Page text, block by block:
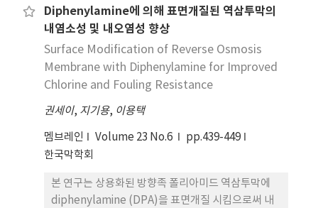
상대적으로 큰 입자크기를 가진 SF6의 투과도는
MIL-100(Fe)의 첨가량이 증가함에 따라 투과도가
감소하였다. 이상 선택도는 N2/SF6의 경우 폴리이미
드막 대비 약 40% 증가하였으며, 이를 통해 N2/SF6
분리에 적합한 분리막임을 확인할 수 있었다.
Diphenylamine에 의해 표면개질된 역삼투막의
내염소성 및 내오염성 향상
Surface Modification of Reverse Osmosis
Membrane with Diphenylamine for Improved
Chlorine and Fouling Resistance
권세이, 지기용, 이용택
멤브레인 Volume 23 No.6
pp.439-449
한국막학회
본 연구는 상용화된 방향족 폴리아미드 역삼투막에
diphenylamine (DPA)을 표면개질 시킴으로써 내